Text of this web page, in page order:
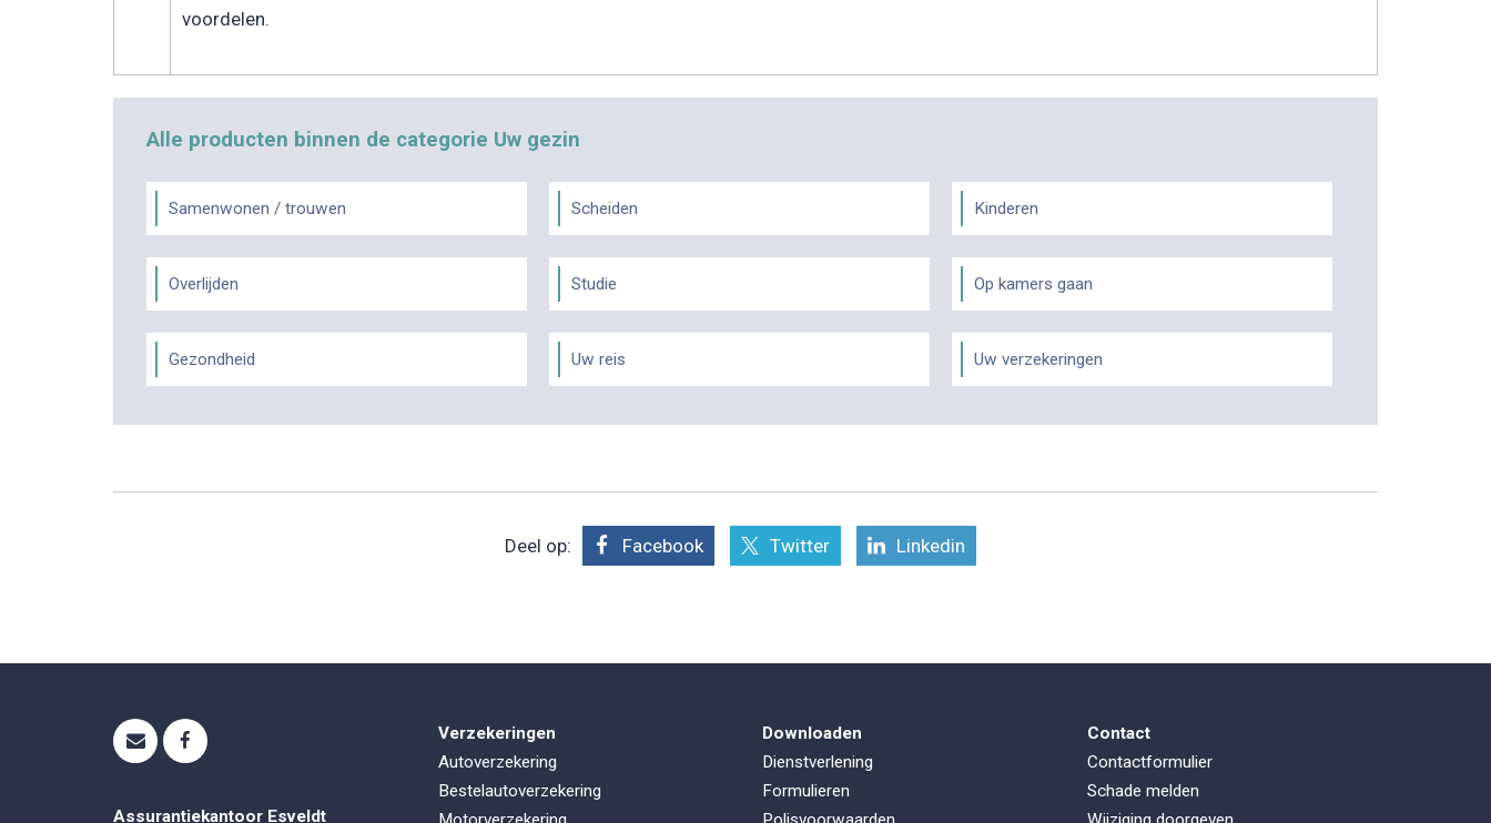
voordelen.
Alle producten binnen de categorie Uw gezin
Samenwonen / trouwen Scheiden Kinderen
Overlijden Studie Op kamers gaan
Gezondheid Uw reis Uw verzekeringen
Deel op: Facebook Twitter Linkedin
Assurantiekantoor Esveldt
Verzekeringen
Autoverzekering
Bestelautoverzekering
Downloaden
Dienstverlening
Formulieren
Contact
Contactformulier
Schade melden